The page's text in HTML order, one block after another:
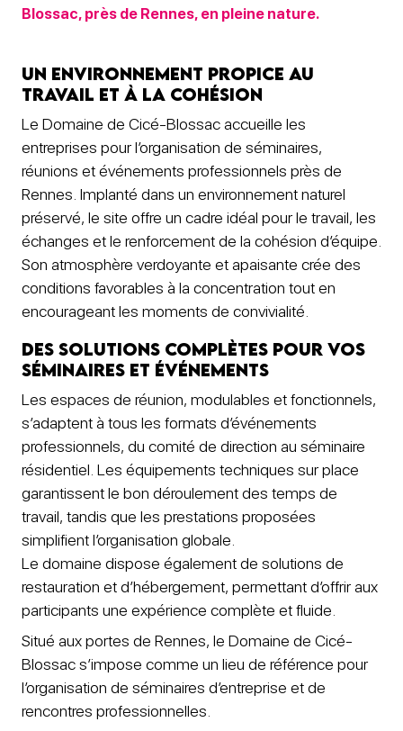
Blossac, près de Rennes, en pleine nature.
Un environnement propice au
travail et à la cohésion
Le Domaine de Cicé-Blossac accueille les
entreprises pour l’organisation de séminaires,
réunions et événements professionnels près de
Rennes. Implanté dans un environnement naturel
préservé, le site offre un cadre idéal pour le travail, les
échanges et le renforcement de la cohésion d’équipe.
Son atmosphère verdoyante et apaisante crée des
conditions favorables à la concentration tout en
encourageant les moments de convivialité.
Des solutions complètes pour vos
séminaires et événements
Les espaces de réunion, modulables et fonctionnels,
s’adaptent à tous les formats d’événements
professionnels, du comité de direction au séminaire
résidentiel. Les équipements techniques sur place
garantissent le bon déroulement des temps de
travail, tandis que les prestations proposées
simplifient l’organisation globale.
Le domaine dispose également de solutions de
restauration et d’hébergement, permettant d’offrir aux
participants une expérience complète et fluide.
Situé aux portes de Rennes, le Domaine de Cicé-
Blossac s’impose comme un lieu de référence pour
l’organisation de séminaires d’entreprise et de
rencontres professionnelles.